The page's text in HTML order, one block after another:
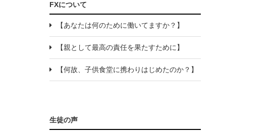
FXについて
【あなたは何のために働いてますか？】
【親として最高の責任を果たすために】
【何故、子供食堂に携わりはじめたのか？】
生徒の声